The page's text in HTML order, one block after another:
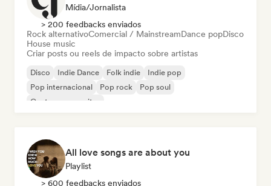
Mídia/Jornalista
> 200 feedbacks enviados
Rock alternativoComercial / MainstreamDance popDisco
House music
Criar posts ou reels de impacto sobre artistas
Disco Indie Dance Folk indie
Indie pop
Pop internacional
Pop rock
Pop soul
Cantor-compositor
All love songs are about you
Playlist
> 600 feedbacks enviados